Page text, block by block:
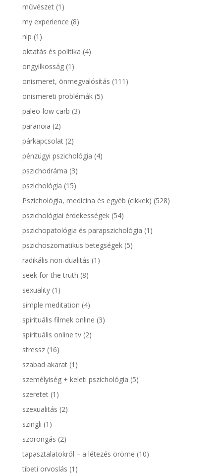
művészet(1)
my experience (8)
nlp (1)
oktatás és politika (4)
öngyilkosság(1)
önismeret, önmegvalósítás (111)
önismereti problémák(5)
paleo-low carb (3)
paranoia (2)
párkapcsolat(2)
pénzügyi pszichológia (4)
pszichodráma (3)
pszichológia (15)
Pszichológia, medicina és egyéb (cikkek) (528)
pszichológiai érdekességek(54)
pszichopatológia és parapszichológia (1)
pszichoszomatikus betegségek(5)
radikális non-dualitás (1)
seek for the truth (8)
sexuality(1)
simple meditation (4)
spirituális filmek online (3)
spirituális online tv(2)
stressz(16)
szabad akarat(1)
személyiség + keleti pszichológia (5)
szeretet(1)
szexualitás (2)
szingli (1)
szorongás (2)
tapasztalatokról – a létezés öröme (10)
tibeti orvoslás (1)